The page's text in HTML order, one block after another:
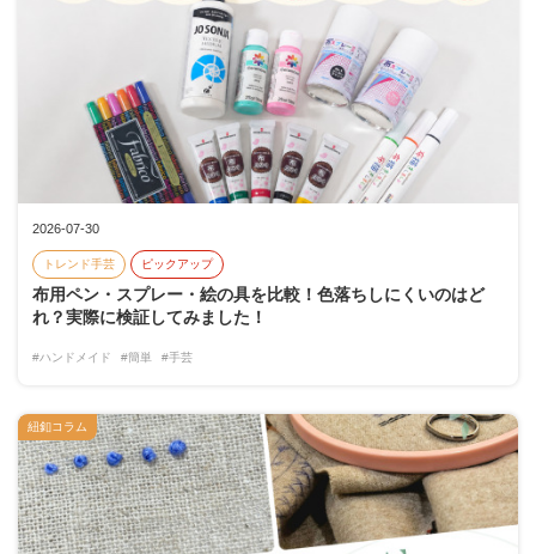
2026-07-30
トレンド手芸 ピックアップ
布用ペン・スプレー・絵の具を比較！色落ちしにくいのはど
れ？実際に検証してみました！
#ハンドメイド #簡単 #手芸
紐釦コラム